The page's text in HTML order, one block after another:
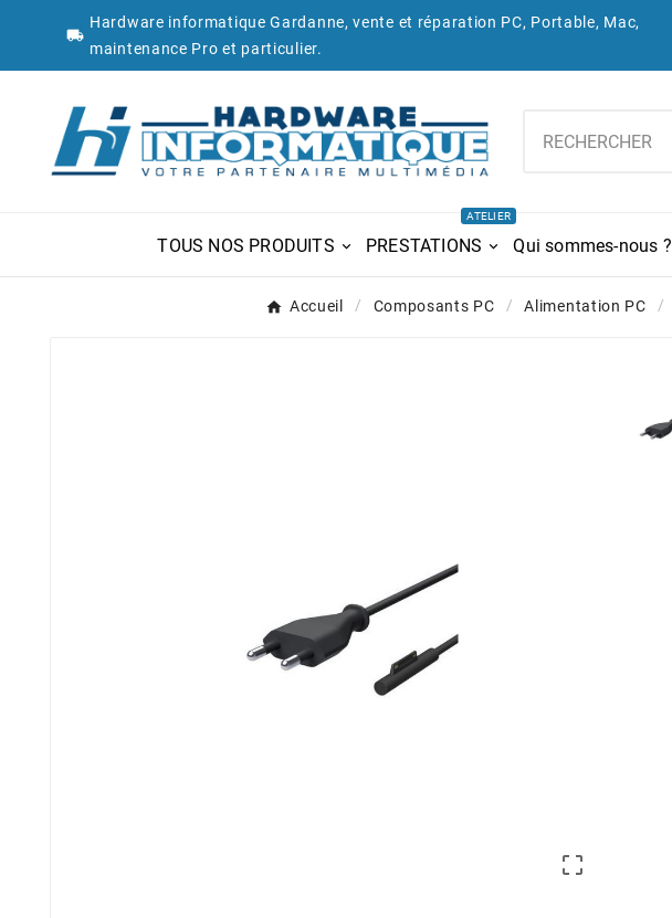

Hardware informatique Gardanne, vente et réparation PC, Portable, Mac,
maintenance Pro et particulier.
TOUS NOS PRODUITS PRESTATIONS
ATELIER
Qui sommes-nous ?
Accueil Composants PC Alimentation PC
